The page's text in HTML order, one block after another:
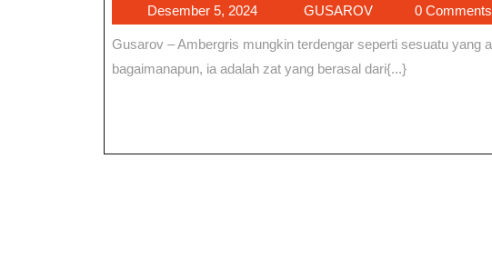
Unik
Ambergris,
Muntahan
Yang
Desember 5, 2024Desember
5,
2024
GUSAROVGUSAROV0 Comments
Gusarov – Ambergris mungkin terdengar seperti sesuatu yang aneh dan tidak menarik pada awalnya—
bagaimanapun, ia adalah zat yang berasal dari{...}